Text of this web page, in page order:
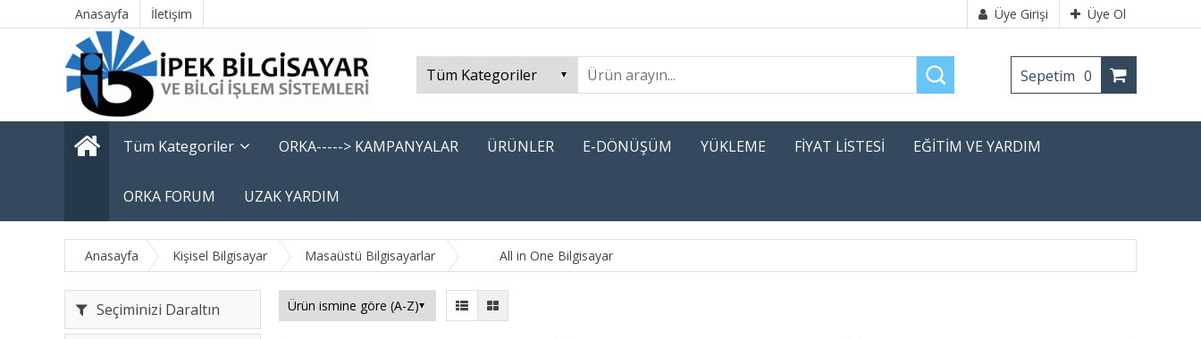
Anasayfa İletişim Üye Girişi Üye Ol
Sepetim 0
Tüm Kategoriler ORKA-----> KAMPANYALAR ÜRÜNLER E-DÖNÜŞÜM YÜKLEME FİYAT LİSTESİ EĞİTİM VE YARDIM
ORKA FORUM UZAK YARDIM
Anasayfa Kişisel Bilgisayar Masaüstü Bilgisayarlar All in One Bilgisayar
Seçiminizi Daraltın